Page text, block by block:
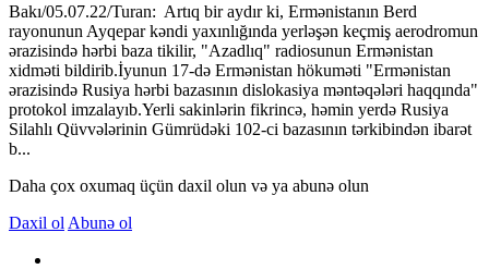
Bakı/05.07.22/Turan: Artıq bir aydır ki, Ermənistanın Berd
rayonunun Ayqepar kəndi yaxınlığında yerləşən keçmiş aerodromun
ərazisində hərbi baza tikilir, "Azadlıq" radiosunun Ermənistan
xidməti bildirib.İyunun 17-də Ermənistan hökuməti "Ermənistan
ərazisində Rusiya hərbi bazasının dislokasiya məntəqələri haqqında"
protokol imzalayıb.Yerli sakinlərin fikrincə, həmin yerdə Rusiya
Silahlı Qüvvələrinin Gümrüdəki 102-ci bazasının tərkibindən ibarət
b...
Daha çox oxumaq üçün daxil olun və ya abunə olun
Daxil ol Abunə ol